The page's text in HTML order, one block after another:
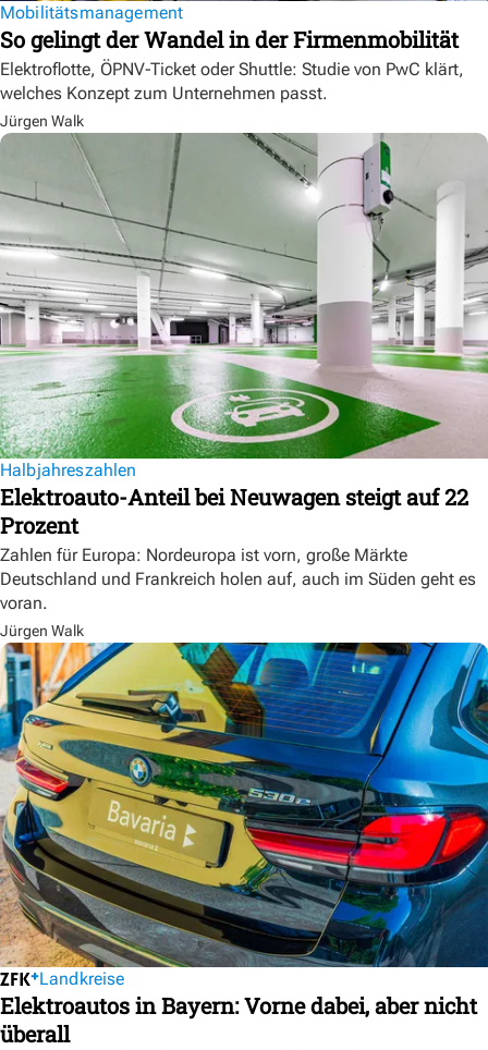
Mobilitätsmanagement
So gelingt der Wandel in der Firmenmobilität
Elektroflotte, ÖPNV-Ticket oder Shuttle: Studie von PwC klärt,
welches Konzept zum Unternehmen passt.
Jürgen Walk
Halbjahreszahlen
Elektroauto-Anteil bei Neuwagen steigt auf 22
Prozent
Zahlen für Europa: Nordeuropa ist vorn, große Märkte
Deutschland und Frankreich holen auf, auch im Süden geht es
voran.
Jürgen Walk
Landkreise
Elektroautos in Bayern: Vorne dabei, aber nicht
überall